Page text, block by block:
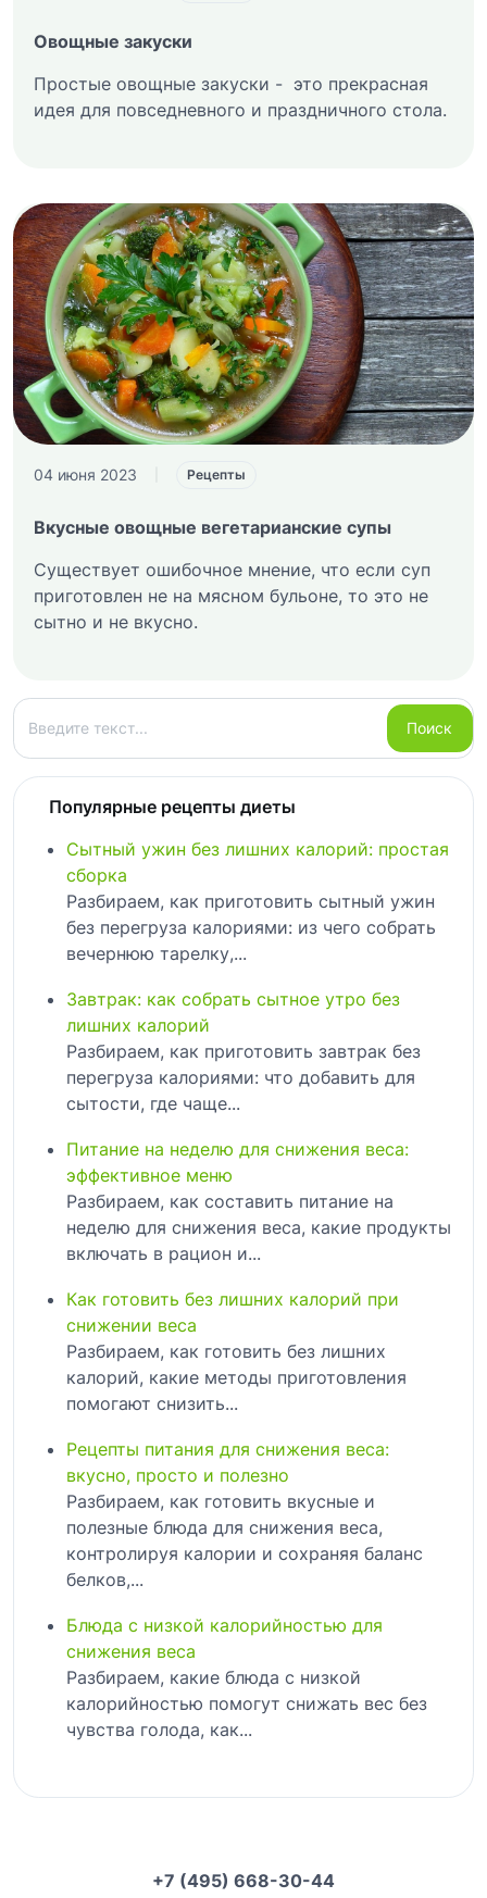
Овощные закуски
Простые овощные закуски - это прекрасная
идея для повседневного и праздничного стола.
04 июня 2023 Рецепты
Вкусные овощные вегетарианские супы
Существует ошибочное мнение, что если суп
приготовлен не на мясном бульоне, то это не
сытно и не вкусно.
Поиск
Поиск
Популярные рецепты диеты
Сытный ужин без лишних калорий: простая
сборка
Разбираем, как приготовить сытный ужин
без перегруза калориями: из чего собрать
вечернюю тарелку,...
Завтрак: как собрать сытное утро без
лишних калорий
Разбираем, как приготовить завтрак без
перегруза калориями: что добавить для
сытости, где чаще...
Питание на неделю для снижения веса:
эффективное меню
Разбираем, как составить питание на
неделю для снижения веса, какие продукты
включать в рацион и...
Как готовить без лишних калорий при
снижении веса
Разбираем, как готовить без лишних
калорий, какие методы приготовления
помогают снизить...
Рецепты питания для снижения веса:
вкусно, просто и полезно
Разбираем, как готовить вкусные и
полезные блюда для снижения веса,
контролируя калории и сохраняя баланс
белков,...
Блюда с низкой калорийностью для
снижения веса
Разбираем, какие блюда с низкой
калорийностью помогут снижать вес без
чувства голода, как...
+7 (495) 668-30-44